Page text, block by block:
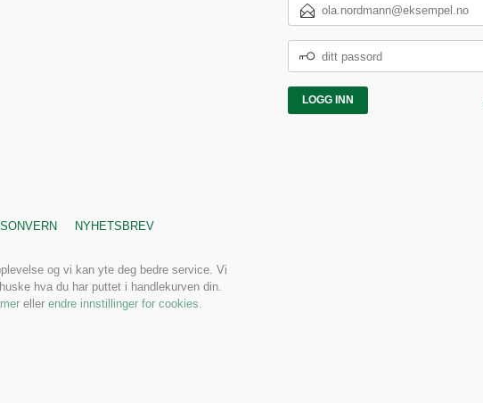
POSTADRESSE
PASSORD
NYHETSBREV
og vi kan yte deg bedre service. Vi
hva du har puttet i handlekurven din.
eller endre innstillinger for cookies.